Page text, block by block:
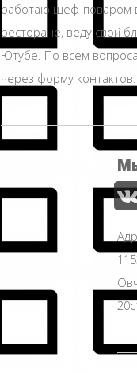
работаю шеф-поваром
ресторане, веду свой
Ютубе. По всем
через форму контактов.